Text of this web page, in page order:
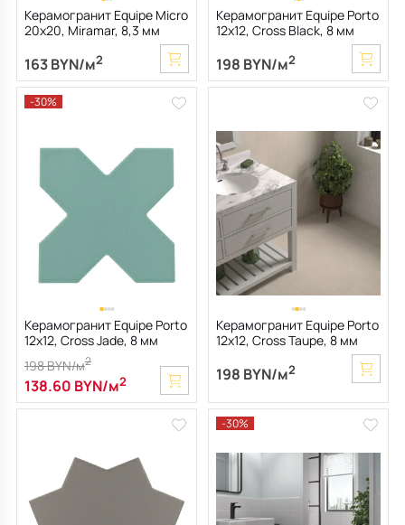
Керамогранит Equipe Micro
20х20, Miramar, 8,3 мм
163 BYN/м2
Керамогранит Equipe Porto
12х12, Cross Black, 8 мм
198 BYN/м2
-30%
Керамогранит Equipe Porto
12х12, Cross Jade, 8 мм
138.60 BYN/м2
198 BYN/м2
Керамогранит Equipe Porto
12х12, Cross Taupe, 8 мм
198 BYN/м2
-30%